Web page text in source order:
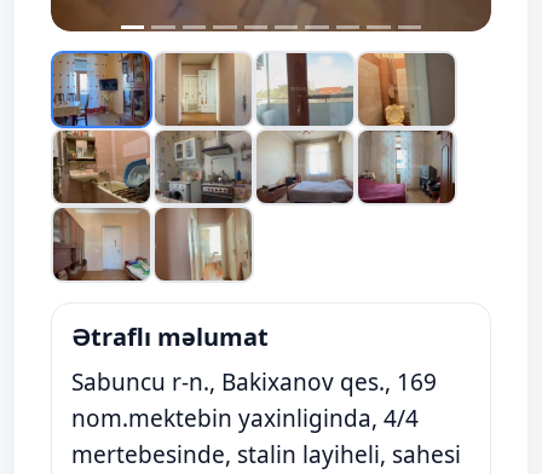
Ətraflı məlumat
Sabuncu r-n., Bakixanov qes., 169
nom.mektebin yaxinliginda, 4/4
mertebesinde, stalin layiheli, sahesi